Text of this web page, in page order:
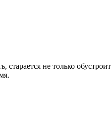
не только